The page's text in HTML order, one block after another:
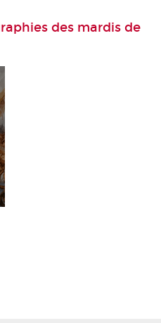
des mardis de